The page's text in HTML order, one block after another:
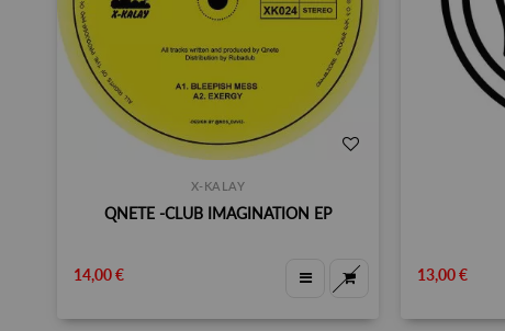
X-KALAY
QNETE -CLUB IMAGINATION EP
14,00 € 13,00 €